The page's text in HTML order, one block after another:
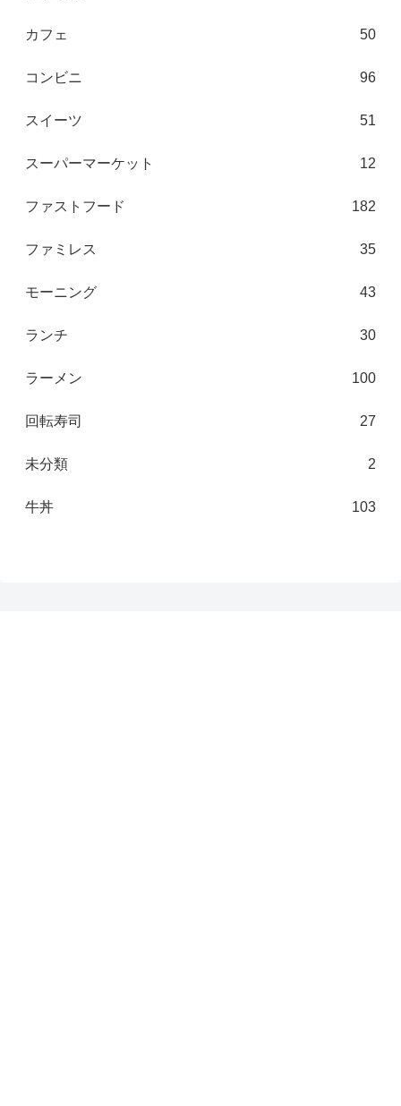
カフェ 50
コンビニ 96
スイーツ 51
スーパーマーケット 12
ファストフード 182
ファミレス 35
モーニング 43
ランチ 30
ラーメン 100
回転寿司 27
未分類 2
牛丼 103